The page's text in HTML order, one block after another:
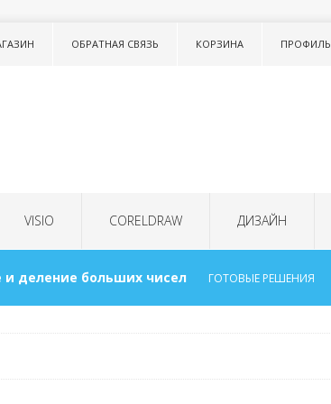
ОБРАТНАЯ СВЯЗЬ КОРЗИНА ПРОФИЛЬ
VISIO CORELDRAW ДИЗАЙН
деление больших чисел ГОТОВЫЕ РЕШЕНИЯ
в тексте LISTNUM ТОНКОСТИ WORD